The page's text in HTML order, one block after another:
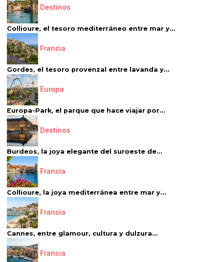
Destinos
Collioure, el tesoro mediterráneo entre mar y...
Francia
Gordes, el tesoro provenzal entre lavanda y...
Europa
Europa-Park, el parque que hace viajar por...
Destinos
Burdeos, la joya elegante del suroeste de...
Francia
Collioure, la joya mediterránea entre mar y...
Francia
Cannes, entre glamour, cultura y dulzura...
Francia